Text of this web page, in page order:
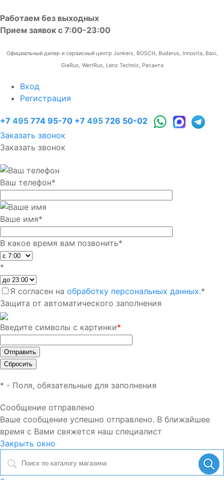
Работаем без выходных
Прием заявок с 7:00-23:00
Официальный дилер и сервисный центр Junkers, BOSCH, Buderus, Innovita, Baxi,
GieRus, WertRus, Lenz Technic, Ресанта
Вход
Регистрация
+7 495 774 95-70 +7 495 726 50-02
Заказать звонок
Заказать звонок
Ваш телефон*
Ваше имя*
В какое время вам позвонить*
*
Я согласен на обработку персональных данных.*
Защита от автоматического заполнения
Введите символы с картинки*
* - Поля, обязательные для заполнения
Сообщение отправлено
Ваше сообщение успешно отправлено. В ближайшее
время с Вами свяжется наш специалист
Закрыть окно